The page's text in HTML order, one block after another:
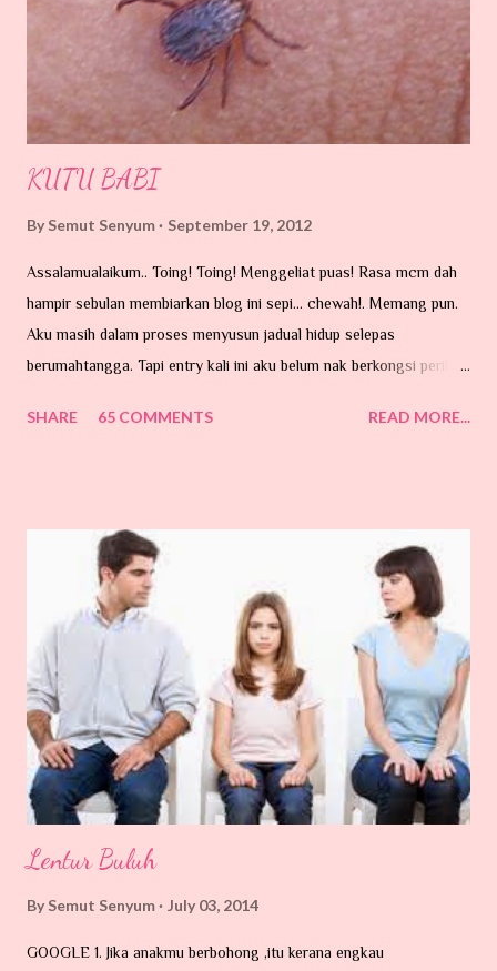
KUTU BABI
By Semut Senyum September 19, 2012
Assalamualaikum.. Toing! Toing! Menggeliat puas! Rasa mcm dah
hampir sebulan membiarkan blog ini sepi... chewah!. Memang pun.
Aku masih dalam proses menyusun jadual hidup selepas
berumahtangga. Tapi entry kali ini aku belum nak berkongsi perihal
Hari ni nak cerita pasal benda dalam gambar ni. Sumber GOOGLE.
Nama pun kutu, dia memang suka hisap darah. Dia ni kecik je...
Mungkin terbang atau dibawa angin, atau dibawa oleh haiwan-
haiwan peliharaan kita yang suka sangat memburu dan bersiar-siar
dalam hutan contohnya kucing. Si kecil ni memang pakar mencari
makanan di urat-urat tubuh kita ni. Tempat yang paling syok sekali
katanya dicelah-celah lipatan tubuh contohnya belakang telinga,
kelopak ...
SHARE 65 COMMENTS READ MORE...
Lentur Buluh
By Semut Senyum July 03, 2014
GOOGLE 1. Jika anakmu berbohong ,itu kerana engkau